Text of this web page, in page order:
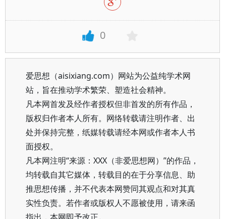
0
爱思想（aisixiang.com）网站为公益纯学术网
站，旨在推动学术繁荣、塑造社会精神。
凡本网首发及经作者授权但非首发的所有作品，
版权归作者本人所有。网络转载请注明作者、出
处并保持完整，纸媒转载请经本网或作者本人书
面授权。
凡本网注明“来源：XXX（非爱思想网）”的作品，
均转载自其它媒体，转载目的在于分享信息、助
推思想传播，并不代表本网赞同其观点和对其真
实性负责。若作者或版权人不愿被使用，请来函